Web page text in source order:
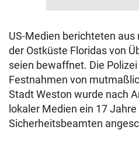
US-Medien berichteten
der Ostküste Floridas von
seien bewaffnet. Die
Festnahmen von
Stadt Weston wurde nach
lokaler Medien ein 17
Sicherheitsbeamten